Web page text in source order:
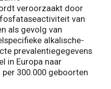
veroorzaakt door
van
als gevolg van
alkalische-
prevalentiegegevens
in Europa naar
300.000 geboorten